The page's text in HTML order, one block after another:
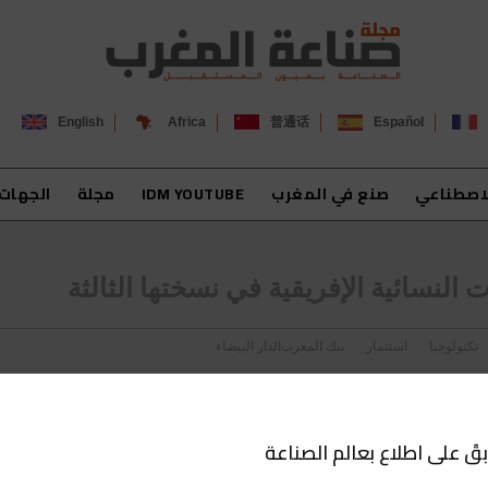
Español
普通话
Africa
English
صنع في المغرب IDM YOUTUBE مجلة الجهات
الإفريقية في نسختها الثالثة
تحتضن قمة القيادات النسائية الإفريقية في نسختها الثالثة
على اطلاع بعالم الصناعة